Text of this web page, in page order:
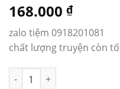
168.000 ₫
zalo tiệm 0918201081
chất lượng truyện còn
combo 1 :14 cuốn